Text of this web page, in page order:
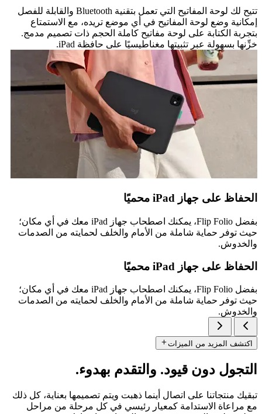
تتيح لك لوحة المفاتيح التي تعمل بتقنية Bluetooth والقابلة للفصل
إمكانية وضع لوحة المفاتيح في أي موضع تريده، مع الاستمتاع
بتجربة الكتابة على لوحة مفاتيح كاملة الحجم ذات تصميم مدمج.
خزِّنها بسهولة عبر تثبيتها مغناطيسيًا على حافظة ‎iPad‏.
الحفاظ على جهاز ‎iPad‏ محميًا
بفضل ‎Flip Folio‏، يمكنك اصطحاب جهاز ‎iPad‏ معك في أي مكان؛
حيث توفر حماية شاملة من الأمام والخلف لحمايته من الصدمات
والخدوش.
الحفاظ على جهاز ‎iPad‏ محميًا
بفضل ‎Flip Folio‏، يمكنك اصطحاب جهاز ‎iPad‏ معك في أي مكان؛
حيث توفر حماية شاملة من الأمام والخلف لحمايته من الصدمات
والخدوش.
اكتشف المزيد من الميزات
التجول دون قيود. والتقدم بهدوء.
تبقيك منتجاتنا على اتصال أينما ذهبت ويتم تصميمها بعناية، كل ذلك
مع مراعاة الاستدامة كمعيار رئيسي في كل مرحلة من مراحل